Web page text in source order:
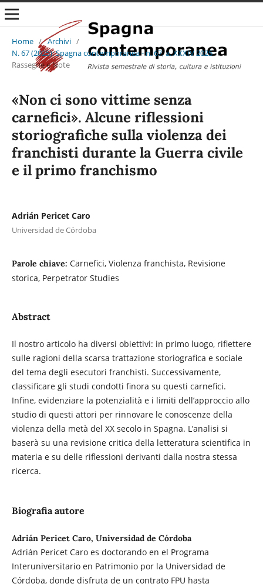
Home / Archivi /
N. 67 (2025): Spagna contemporanea - n. 67, a. XXXIV 2025 /
Rassegne e Note
«Non ci sono vittime senza
carnefici». Alcune riflessioni
storiografiche sulla violenza dei
franchisti durante la Guerra civile
e il primo franchismo
Adrián Pericet Caro
Universidad de Córdoba
Parole chiave: Carnefici, Violenza franchista, Revisione
storica, Perpetrator Studies
Abstract
Il nostro articolo ha diversi obiettivi: in primo luogo, riflettere
sulle ragioni della scarsa trattazione storiografica e sociale
del tema degli esecutori franchisti. Successivamente,
classificare gli studi condotti finora su questi carnefici.
Infine, evidenziare la potenzialità e i limiti dell’approccio allo
studio di questi attori per rinnovare le conoscenze della
violenza della metà del XX secolo in Spagna. L’analisi si
baserà su una revisione critica della letteratura scientifica in
materia e su delle riflessioni derivanti dalla nostra stessa
ricerca.
Biografia autore
Adrián Pericet Caro, Universidad de Córdoba
Adrián Pericet Caro es doctorando en el Programa
Interuniversitario en Patrimonio por la Universidad de
Córdoba, donde disfruta de un contrato FPU hasta